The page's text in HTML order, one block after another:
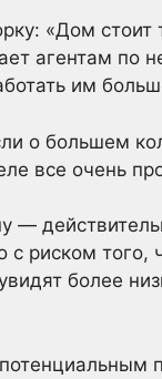
«Дом стоит
агентам
им
о большем
все очень
—
с риском
более